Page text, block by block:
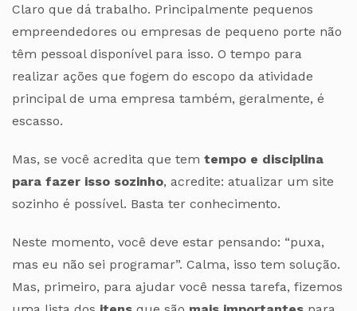
Claro que dá trabalho. Principalmente pequenos
empreendedores ou empresas de pequeno porte não
têm pessoal disponível para isso. O tempo para
realizar ações que fogem do escopo da atividade
principal de uma empresa também, geralmente, é
escasso.
Mas, se você acredita que tem tempo e disciplina
para fazer isso sozinho, acredite: atualizar um site
sozinho é possível. Basta ter conhecimento.
Neste momento, você deve estar pensando: “puxa,
mas eu não sei programar”. Calma, isso tem solução.
Mas, primeiro, para ajudar você nessa tarefa, fizemos